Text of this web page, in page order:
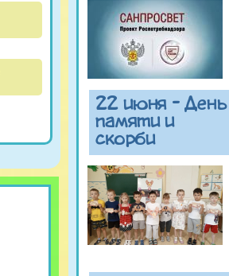
22 июня - День
памяти и
скорби